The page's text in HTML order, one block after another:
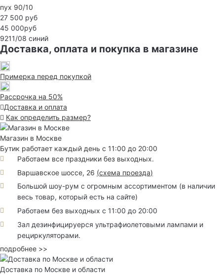
пух 90/10
27 500 руб
45 000руб
9211/08 синий
Доставка, оплата и покупка в магазине
Примерка перед покупкой
Рассрочка на 50%
Доставка и оплата
Как определить размер?
Магазин в Москве
Бутик работает каждый день с 11:00 до 20:00
Работаем все праздники без выходных.
Варшавское шоссе, 26 (схема проезда)
Большой шоу-рум с огромным ассортиментом (в наличии
весь товар, который есть на сайте)
Работаем без выходных с 11:00 до 20:00
Зал дезинфицируерся ультрафиолетовыми лампами и
рециркуляторами.
подробнее >>
Доставка по Москве и области